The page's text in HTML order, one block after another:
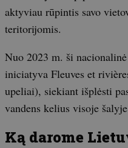
aktyviau rūpintis savo
teritorijomis.
Nuo 2023 m. ši
iniciatyva Fleuves et
upeliai), siekiant išplėsti
vandens kelius visoje
Ką darome